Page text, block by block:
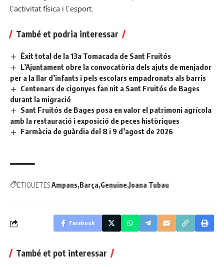
l’activitat física i l’esport.
També et podria interessar
Èxit total de la 13a Tomacada de Sant Fruitós
L’Ajuntament obre la convocatòria dels ajuts de menjador
per a la llar d’infants i pels escolars empadronats als barris
Centenars de cigonyes fan nit a Sant Fruitós de Bages
durant la migració
Sant Fruitós de Bages posa en valor el patrimoni agrícola
amb la restauració i exposició de peces històriques
Farmàcia de guàrdia del 8 i 9 d’agost de 2026
ETIQUETESAmpans Barça Genuine Joana Tubau
Facebook
També et pot interessar